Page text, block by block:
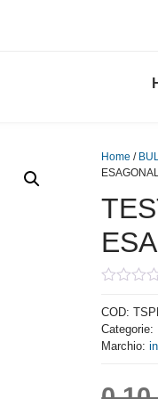
Home /
out
of
5
COD:
Categorie:
Marchio: